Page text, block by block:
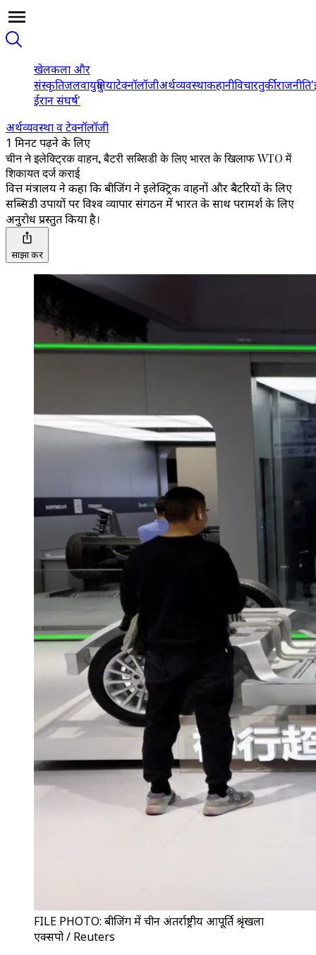
खेलकला और
संस्कृतिजलवायुदुनियाटेक्नॉलॉजीअर्थव्यवस्थाकहानीविचारतुर्कीराजनीति
ईरान संघर्ष'
अर्थव्यवस्था व टेक्नॉलॉजी
1 मिनट पढ़ने के लिए
चीन ने इलेक्ट्रिक वाहन, बैटरी सब्सिडी के लिए भारत के खिलाफ WTO में
शिकायत दर्ज कराई
वित्त मंत्रालय ने कहा कि बीजिंग ने इलेक्ट्रिक वाहनों और बैटरियों के लिए
सब्सिडी उपायों पर विश्व व्यापार संगठन में भारत के साथ परामर्श के लिए
अनुरोध प्रस्तुत किया है।
साझा करें
FILE PHOTO: बीजिंग में चीन अंतर्राष्ट्रीय आपूर्ति श्रृंखला
एक्सपो / Reuters